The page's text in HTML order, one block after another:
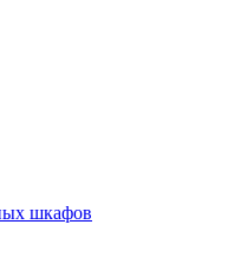
шкафов